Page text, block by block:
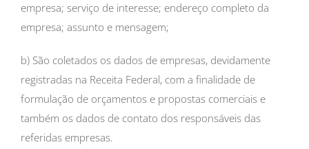
empresa; serviço de interesse; endereço completo da
empresa; assunto e mensagem;
b) São coletados os dados de empresas, devidamente
registradas na Receita Federal, com a finalidade de
formulação de orçamentos e propostas comerciais e
também os dados de contato dos responsáveis das
referidas empresas.